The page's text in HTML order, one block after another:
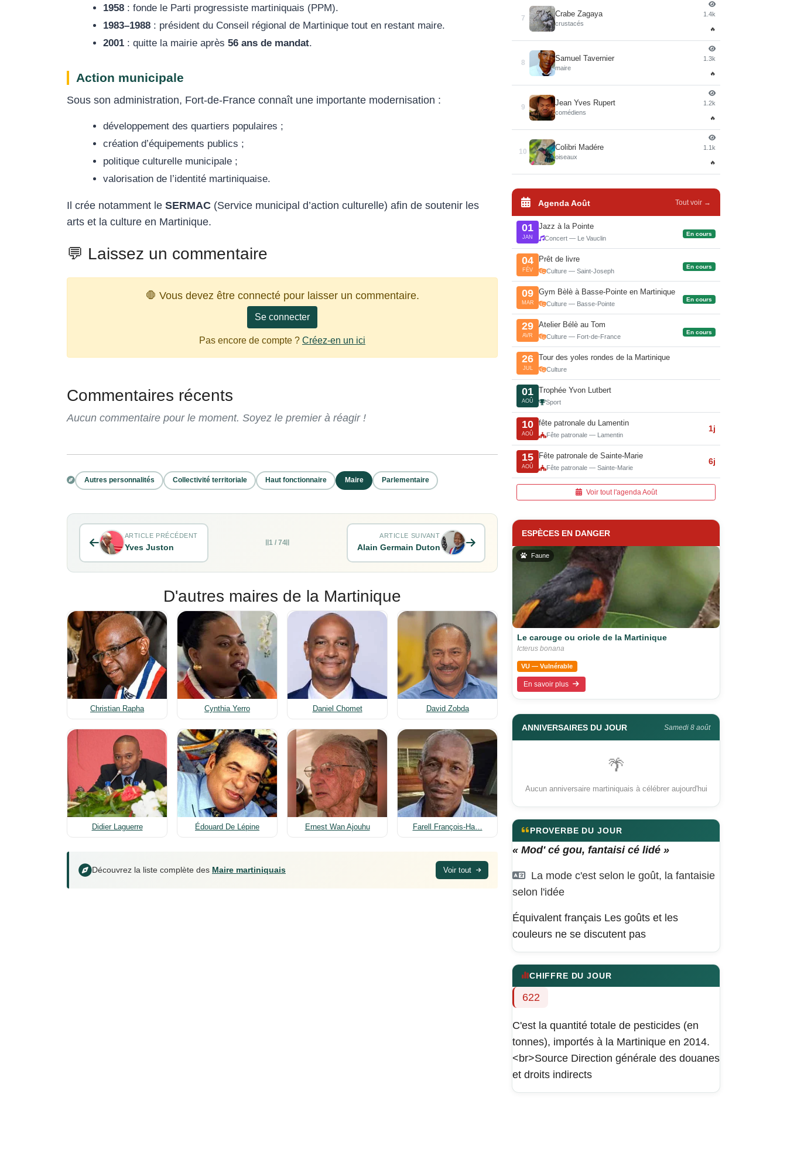
1958 : fonde le Parti progressiste martiniquais (PPM).
1983–1988 : président du Conseil régional de Martinique tout en restant maire.
2001 : quitte la mairie après 56 ans de mandat.
Action municipale
Sous son administration, Fort-de-France connaît une importante modernisation :
développement des quartiers populaires ;
création d’équipements publics ;
politique culturelle municipale ;
valorisation de l’identité martiniquaise.
Il crée notamment le SERMAC (Service municipal d’action culturelle) afin de soutenir les
arts et la culture en Martinique.
💬 Laissez un commentaire
🛑 Vous devez être connecté pour laisser un commentaire.
Se connecter
Pas encore de compte ? Créez-en un ici
Commentaires récents
Aucun commentaire pour le moment. Soyez le premier à réagir !
Autres personnalités Collectivité territoriale Haut fonctionnaire Maire Parlementaire
ARTICLE PRÉCÉDENT
Yves Juston
1 / 74
ARTICLE SUIVANT
Alain Germain Duton
D'autres maires de la Martinique
Christian Rapha Cynthia Yerro Daniel Chomet David Zobda
Didier Laguerre Édouard De Lépine Ernest Wan Ajouhu Farell François-Ha…
Découvrez la liste complète des Maire martiniquais Voir tout
7
Crabe Zagaya
crustacés
1.4k
🔥
8
Samuel Tavernier
maire
1.3k
🔥
9
Jean Yves Rupert
comédiens
1.2k
🔥
10
Colibri Madére
oiseaux
1.1k
🔥
Agenda Août Tout voir →
01
JAN
Jazz à la Pointe
Concert — Le Vauclin
En cours
04
FÉV
Prêt de livre
Culture — Saint-Joseph
En cours
09
MAR
Gym Bèlè à Basse-Pointe en Martinique
Culture — Basse-Pointe
En cours
29
AVR
Atelier Bélè au Tom
Culture — Fort-de-France
En cours
26
JUL
Tour des yoles rondes de la Martinique
Culture
01
AOÛ
Trophée Yvon Lutbert
Sport
10
AOÛ
fête patronale du Lamentin
Fête patronale — Lamentin
1j
15
AOÛ
Fête patronale de Sainte-Marie
Fête patronale — Sainte-Marie
6j
Voir tout l'agenda Août
ESPÈCES EN DANGER
Faune
Le carouge ou oriole de la Martinique
Icterus bonana
VU — Vulnérable
En savoir plus
ANNIVERSAIRES DU JOUR Samedi 8 août
🌴
Aucun anniversaire martiniquais à célébrer aujourd'hui
PROVERBE DU JOUR
« Mod' cé gou, fantaisi cé lidé »
La mode c'est selon le goût, la fantaisie
selon l'idée
Équivalent français Les goûts et les
couleurs ne se discutent pas
CHIFFRE DU JOUR
622
C'est la quantité totale de pesticides (en
tonnes), importés à la Martinique en 2014.
<br>Source Direction générale des douanes
et droits indirects